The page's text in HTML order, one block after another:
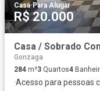
Casa·Para Alugar
R$ 20.000
Gonzaga
284 m²3 Quartos4
·Acesso para pessoas